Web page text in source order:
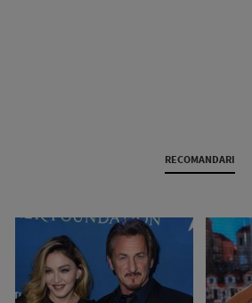
RECOMANDARI